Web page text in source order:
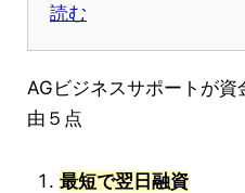
読む
AGビジネスサポートが
由５点
最短で翌日融資